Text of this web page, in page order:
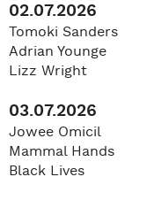
02.07.2026
Tomoki Sanders
Adrian Younge
Lizz Wright
03.07.2026
Jowee Omicil
Mammal Hands
Black Lives